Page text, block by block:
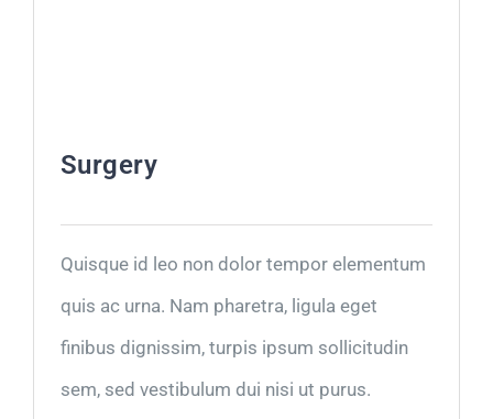
Surgery
Quisque id leo non dolor tempor elementum
quis ac urna. Nam pharetra, ligula eget
finibus dignissim, turpis ipsum sollicitudin
sem, sed vestibulum dui nisi ut purus.